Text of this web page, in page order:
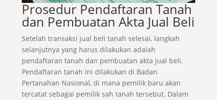
Prosedur Pendaftaran Tanah
dan Pembuatan Akta Jual Beli
Setelah transaksi jual beli tanah selesai, langkah
selanjutnya yang harus dilakukan adalah
pendaftaran tanah dan pembuatan akta jual beli.
Pendaftaran tanah ini dilakukan di Badan
Pertanahan Nasional, di mana pemilik baru akan
tercatat sebagai pemilik sah tanah tersebut. Dalam